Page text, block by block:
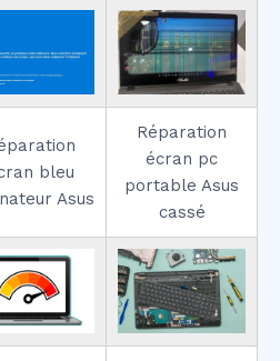
bleu
Asus
Réparation
écran pc
portable Asus
cassé